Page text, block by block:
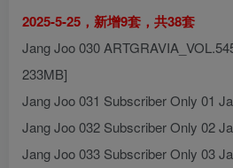
2025-5-25，新增9套，共38套
Jang Joo 030
233MB]
Jang Joo 031 Subscriber Only 01
Jang Joo 032 Subscriber Only 02
Jang Joo 033 Subscriber Only 03